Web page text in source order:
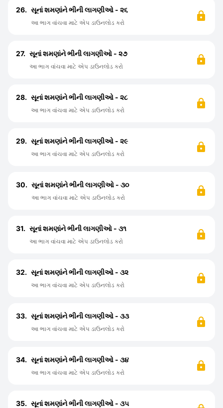
26. સૂનાં શમણાંને ભીની લાગણીઓ - ૨૬
આ ભાગ વાંચવા માટે એપ ડાઉનલોડ કરો
27. સૂનાં શમણાંને ભીની લાગણીઓ - ૨૭
આ ભાગ વાંચવા માટે એપ ડાઉનલોડ કરો
28. સૂનાં શમણાંને ભીની લાગણીઓ - ૨૮
આ ભાગ વાંચવા માટે એપ ડાઉનલોડ કરો
29. સૂનાં શમણાંને ભીની લાગણીઓ - ૨૯
આ ભાગ વાંચવા માટે એપ ડાઉનલોડ કરો
30. સૂનાં શમણાંને ભીની લાગણીઓ - ૩૦
આ ભાગ વાંચવા માટે એપ ડાઉનલોડ કરો
31. સૂનાં શમણાંને ભીની લાગણીઓ - ૩૧
આ ભાગ વાંચવા માટે એપ ડાઉનલોડ કરો
32. સૂનાં શમણાંને ભીની લાગણીઓ - ૩૨
આ ભાગ વાંચવા માટે એપ ડાઉનલોડ કરો
33. સૂનાં શમણાંને ભીની લાગણીઓ - ૩૩
આ ભાગ વાંચવા માટે એપ ડાઉનલોડ કરો
34. સૂનાં શમણાંને ભીની લાગણીઓ - ૩૪
આ ભાગ વાંચવા માટે એપ ડાઉનલોડ કરો
35. સૂનાં શમણાંને ભીની લાગણીઓ - ૩૫